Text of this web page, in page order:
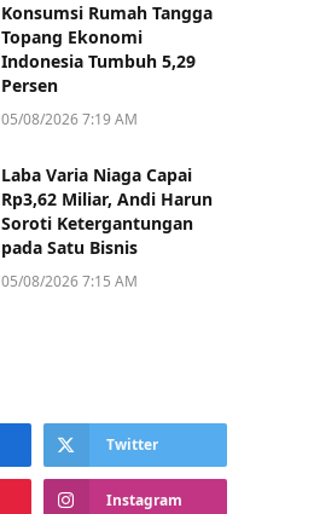
Konsumsi Rumah Tangga
Topang Ekonomi
Indonesia Tumbuh 5,29
Persen
05/08/2026 7:19 AM
Laba Varia Niaga Capai
Rp3,62 Miliar, Andi Harun
Soroti Ketergantungan
pada Satu Bisnis
05/08/2026 7:15 AM
Twitter
Instagram